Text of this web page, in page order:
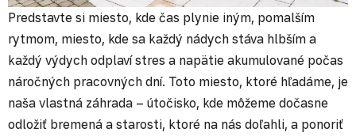
Predstavte si miesto, kde čas plynie iným, pomalším
rytmom, miesto, kde sa každý nádych stáva hlbším a
každý výdych odplaví stres a napätie akumulované počas
náročných pracovných dní. Toto miesto, ktoré hľadáme, je
naša vlastná záhrada – útočisko, kde môžeme dočasne
odložiť bremená a starosti, ktoré na nás doľahli, a ponoriť